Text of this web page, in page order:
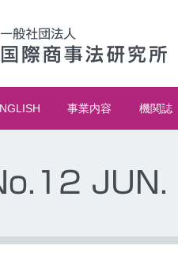
事業内容 機関誌
JUN.